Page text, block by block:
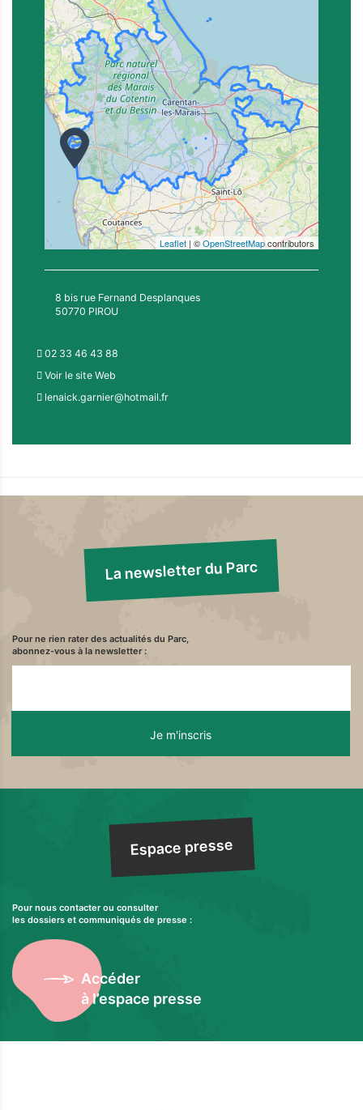
Leaflet | ©OpenStreetMapcontributors
8 bis rue Fernand Desplanques
50770 PIROU
02 33 46 43 88
Voir le site Web
lenaick.garnier@hotmail.fr
La newsletter du Parc
Pour ne rien rater des actualités du Parc,
abonnez-vous à la newsletter :
Espace presse
Pour nous contacter ou consulter
les dossiers et communiqués de presse :
Accéder
à l’espace presse